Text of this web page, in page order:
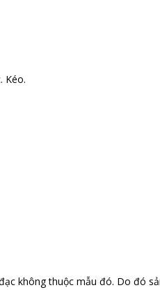
Kéo.
không thuộc mẫu đó. Do đó